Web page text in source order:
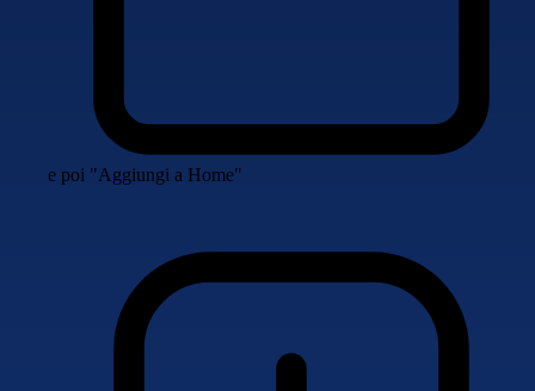
e poi "Aggiungi a Home"